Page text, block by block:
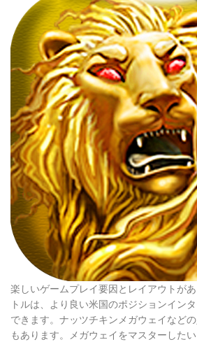
楽しいゲームプレイ要因とレイアウトが
トルは、より良い米国のポジションイン
できます。ナッツチキンメガウェイなど
もあります。メガウェイをマスターした